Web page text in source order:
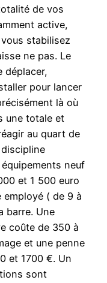
de vos
active,
stabilisez
ne pas. Le
déplacer,
pour lancer
là où
une totale et
au quart de
neuf
et 1 500 euro
employé ( de 9 à
barre. Une
coûte de 350 à
et une penne
et 1700 €. Un
sont